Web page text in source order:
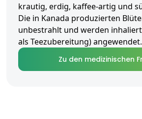
krautig, erdig, kaffee-artig und
Die in Kanada produzierten
unbestrahlt und werden
als Teezubereitung) angewendet.
Zu den medizinischen